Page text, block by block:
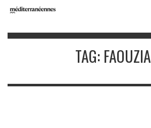
TAG: FAOUZIA